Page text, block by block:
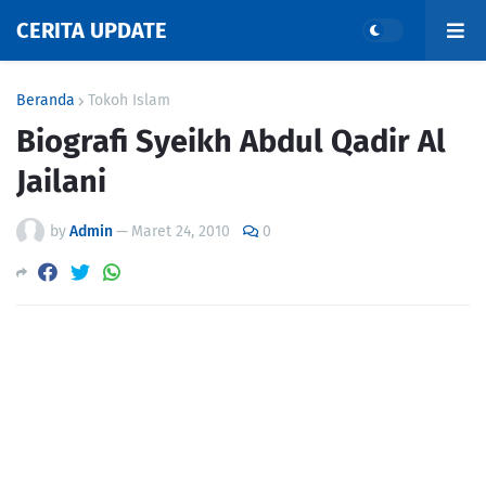
CERITA UPDATE
Beranda Tokoh Islam
Biografi Syeikh Abdul Qadir Al
Jailani
byAdmin— Maret 24, 2010 0